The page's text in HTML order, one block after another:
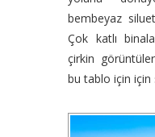
bembeyaz
Çok katlı
çirkin
bu tablo için için